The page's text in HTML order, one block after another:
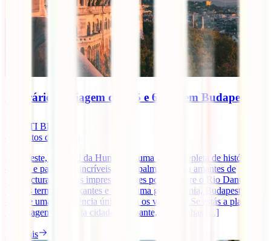
Itinerário de viagem de 4, 5 e 6 dias em Budapeste
IATI Blog
minutos de leitura
Budapeste, a capital da Hungria, é uma cidade repleta de história,
cultura e paisagens incríveis, principalmente para amantes de
arquitectura. Com as impressionantes pontes sobre o Rio Danúbio,
banhos termais relaxantes e uma ótima gastronomia, Budapeste
oferece uma experiência única para os viajantes. Se estás a planear
uma viagem para esta cidade fascinante, quer tenhas [...]
Ler mais